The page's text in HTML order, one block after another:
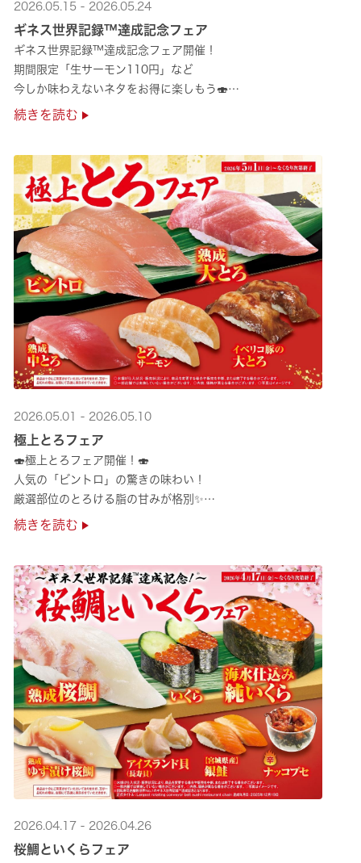
2026.05.15 - 2026.05.24
ギネス世界記録™達成記念フェア
ギネス世界記録™達成記念フェア開催！
期間限定「生サーモン110円」など
今しか味わえないネタをお得に楽しもう🍣
是非お越しください✨
続きを読む
2026.05.01 - 2026.05.10
極上とろフェア
🍣極上とろフェア開催！🍣
人気の「ビントロ」の驚きの味わい！
厳選部位のとろける脂の甘みが格別✨
極上の味覚を是非くら寿司でご堪能ください♪
続きを読む
2026.04.17 - 2026.04.26
桜鯛といくらフェア